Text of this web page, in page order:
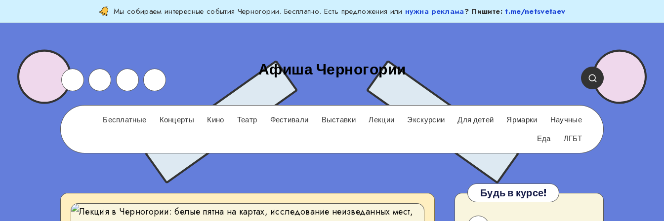
Мы собираем интересные события Черногории. Бесплатно. Есть предложения или нужна реклама? Пишите:t.me/netsvetaev
Афиша Черногории
Бесплатные Концерты Кино Театр Фестивали Выставки Лекции Экскурсии Для детей Ярмарки
Научные
Еда
ЛГБТ
Будь в курсе!